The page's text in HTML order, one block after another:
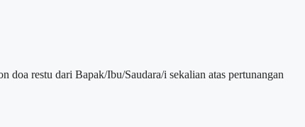
doa restu dari Bapak/Ibu/Saudara/i sekalian atas pertunangan